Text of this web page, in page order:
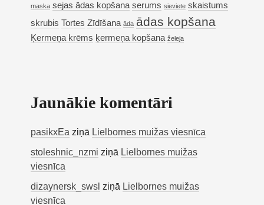
maska sejas ādas kopšana serums sieviete skaistums
skrubis Tortes Zīdīšana āda ādas kopšana
Ķermeņa krēms ķermeņa kopšana želeja
Jaunākie komentāri
pasikxEa ziņā Lielbornes muižas viesnīca
stoleshnic_nzmi ziņā Lielbornes muižas
viesnīca
dizaynersk_swsl ziņā Lielbornes muižas
viesnīca